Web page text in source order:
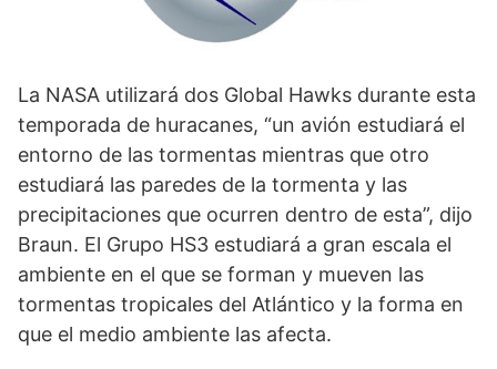
La NASA utilizará dos Global Hawks durante esta
temporada de huracanes, “un avión estudiará el
entorno de las tormentas mientras que otro
estudiará las paredes de la tormenta y las
precipitaciones que ocurren dentro de esta”, dijo
Braun. El Grupo HS3 estudiará a gran escala el
ambiente en el que se forman y mueven las
tormentas tropicales del Atlántico y la forma en
que el medio ambiente las afecta.